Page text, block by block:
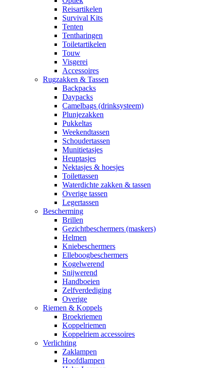
Reisartikelen
Survival Kits
Tenten
Tentharingen
Toiletartikelen
Touw
Visgerei
Accessoires
Rugzakken & Tassen
Backpacks
Daypacks
Camelbags (drinksysteem)
Plunjezakken
Pukkeltas
Weekendtassen
Schoudertassen
Munitietasjes
Heuptasjes
Nektasjes & hoesjes
Toilettassen
Waterdichte zakken & tassen
Overige tassen
Legertassen
Bescherming
Brillen
Gezichtbeschermers (maskers)
Helmen
Kniebeschermers
Elleboogbeschermers
Kogelwerend
Snijwerend
Handboeien
Zelfverdediging
Overige
Riemen & Koppels
Broekriemen
Koppelriemen
Koppelriem accessoires
Verlichting
Zaklampen
Hoofdlampen